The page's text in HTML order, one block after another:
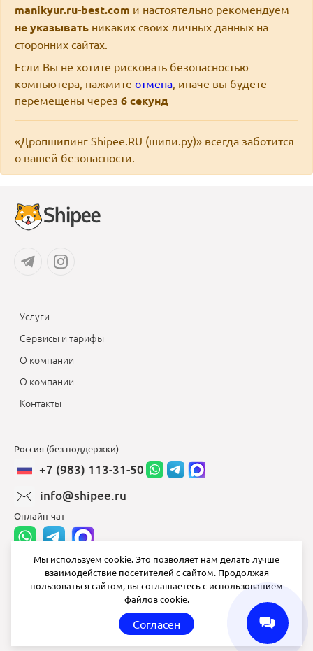
manikyur.ru-best.com и настоятельно рекомендуем
не указывать никаких своих личных данных на
сторонних сайтах.
Если Вы не хотите рисковать безопасностью
компьютера, нажмите отмена, иначе вы будете
перемещены через 6секунд
«Дропшипинг Shipee.RU (шипи.ру)» всегда заботится
о вашей безопасности.
Услуги
Сервисы и тарифы
О компании
О компании
Контакты
Россия (без поддержки)
+7 (983) 113-31-50
info@shipee.ru
Онлайн-чат
info@shipee.ru
СБ ВС выходной
Мы используем cookie. Это позволяет нам делать лучше
взаимодействие посетителей с сайтом. Продолжая
пользоваться сайтом, вы соглашаетесь с использованием
файлов cookie.
Согласен